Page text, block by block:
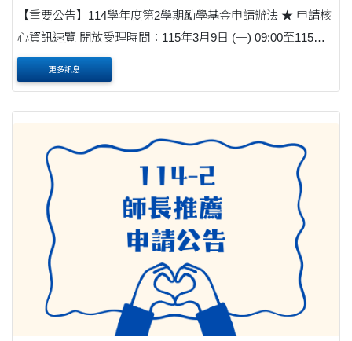
【重要公告】114學年度第2學期勵學基金申請辦法 ★ 申請核
心資訊速覽 開放受理時間：115年3月9日 (一) 09:00至115年3
月20日(五) 17:00 必要條件： 須具備勵學身分資格且完成
更多訊息